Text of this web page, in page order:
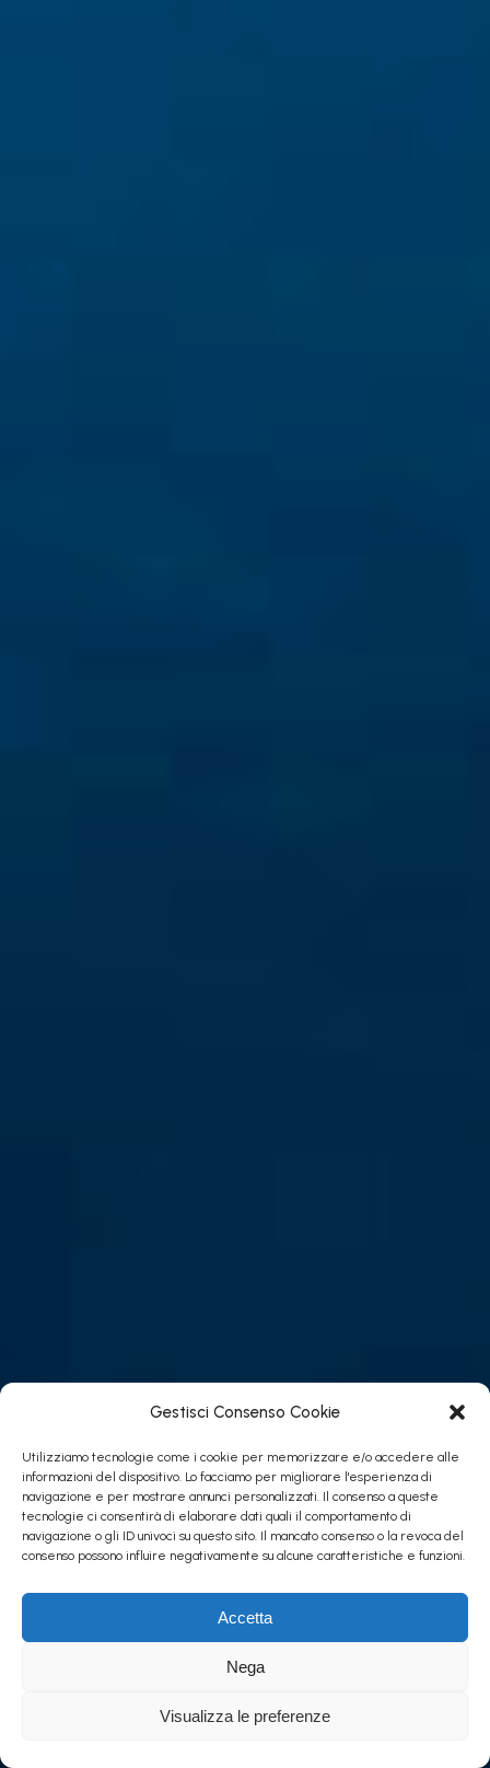
Gestisci Consenso Cookie
Utilizziamo tecnologie come i cookie per memorizzare e/o accedere alle
informazioni del dispositivo. Lo facciamo per migliorare l'esperienza di
navigazione e per mostrare annunci personalizzati. Il consenso a queste
tecnologie ci consentirà di elaborare dati quali il comportamento di
navigazione o gli ID univoci su questo sito. Il mancato consenso o la revoca del
consenso possono influire negativamente su alcune caratteristiche e funzioni.
Accetta
Nega
Visualizza le preferenze
Cefalù - © ANTONINO
BARTUCCIO – 2021